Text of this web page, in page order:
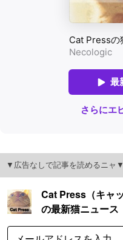
▼広告なしで記事を読めるニャ▼